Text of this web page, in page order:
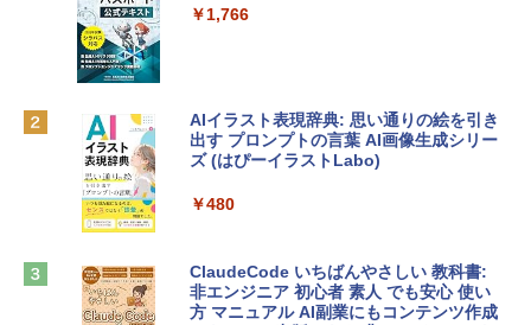
e Intelligenceのために設計、Liquid Ret
￥119,800
ンケース Dell NEC Lavie ASUS HP dyna
￥2,952
インゲームコード】 ロブロックス | オン
Robloxギフトカード - 1000 Robux 【限
定バーチャルアイテムを含む】 【オンラ
ラインコード版
Microsoft Office Home & Business 202
￥1,766
AIイラスト表現辞典: 思い通りの絵を引き
出す プロンプトの言葉 AI画像生成シリー
ズ (はぴーイラストLabo)
￥480
ClaudeCode いちばんやさしい 教科書:
非エンジニア 初心者 素人 でも安心 使い
方 マニュアル AI副業にもコンテンツ作成